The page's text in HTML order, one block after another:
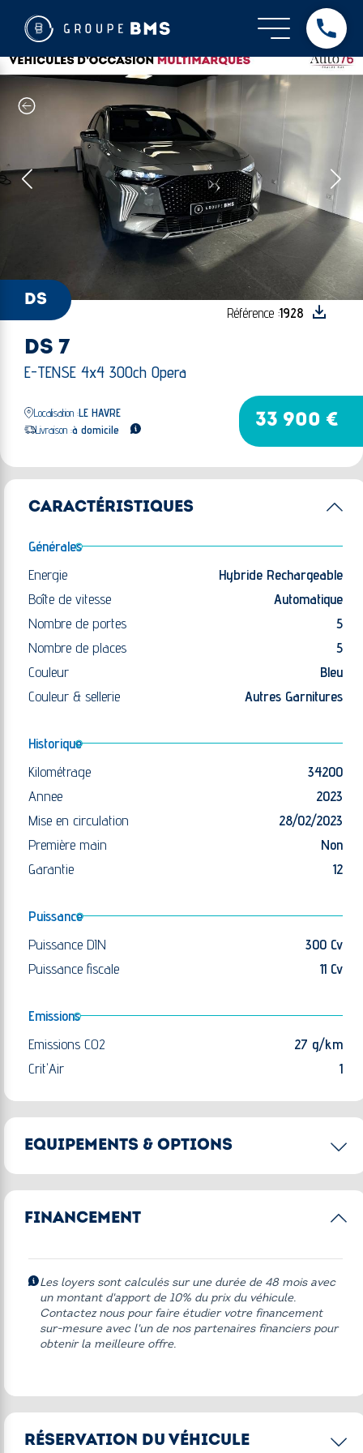
Référence :1928
DS
DS 7
E-TENSE 4x4 300ch Opera
Localisation :LE HAVRE
Livraison :à domicile 33 900 €
DS - DS 7
CARACTÉRISTIQUES
Générales
Energie
Hybride Rechargeable
Boîte de vitesse
Automatique
Nombre de portes
5
Nombre de places
5
Couleur
Bleu
Couleur & sellerie
Autres Garnitures
Historique
Kilométrage
34200
Annee
2023
Mise en circulation
28/02/2023
Première main
Non
Garantie
12
Puissance
Puissance DIN
300 Cv
Puissance fiscale
11 Cv
Emissions
Emissions CO2
27 g/km
Crit'Air
1
EQUIPEMENTS & OPTIONS
ABS
Eclairage d'ambiance
Régulateur de vitesse
Régulateur de vitesse adaptatif
Système Hi-Fi Surround
FINANCEMENT
Les loyers sont calculés sur une durée de 48 mois avec
un montant d'apport de 10% du prix du véhicule.
Contactez nous pour faire étudier votre financement
sur-mesure avec l'un de nos partenaires financiers pour
obtenir la meilleure offre.
RÉSERVATION DU VÉHICULE